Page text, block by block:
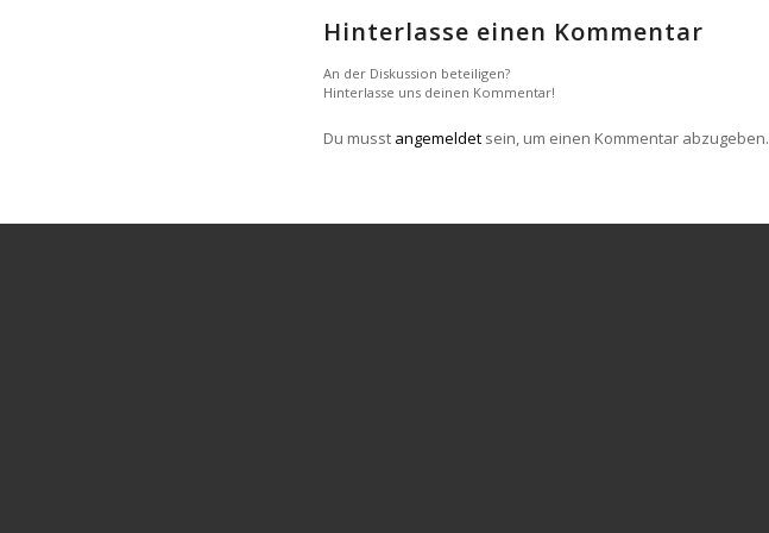
Hinterlasse einen Kommentar
An der Diskussion beteiligen?
Hinterlasse uns deinen Kommentar!
Du musst angemeldet sein, um einen Kommentar abzugeben.